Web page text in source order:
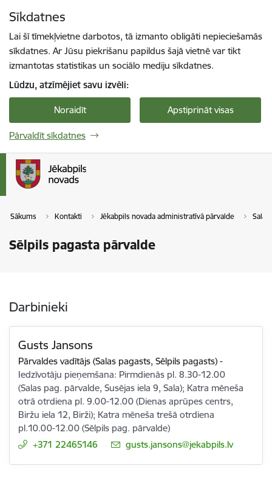
Sīkdatnes
Lai šī tīmekļvietne darbotos, tā izmanto obligāti nepieciešamās
sīkdatnes. Ar Jūsu piekrišanu papildus šajā vietnē var tikt
izmantotas statistikas un sociālo mediju sīkdatnes.
Lūdzu, atzīmējiet savu izvēli:
Noraidīt Apstiprināt visas
Pārvaldīt sīkdatnes
Sākums Kontakti Jēkabpils novada administratīvā pārvalde
Sēlpils pagasta pārvalde
Darbinieki
Gusts Jansons
Pārvaldes vadītājs (Salas pagasts, Sēlpils pagasts) -
Iedzīvotāju pieņemšana: Pirmdienās pl. 8.30-12.00
(Salas pag. pārvalde, Susējas iela 9, Sala); Katra mēneša
otrā otrdiena pl. 9.00-12.00 (Dienas aprūpes centrs,
Biržu iela 12, Birži); Katra mēneša trešā otrdiena
pl.10.00-12.00 (Sēlpils pag. pārvalde)
+371 22465146
E-pasts:
gusts.jansons@jekabpils.lv